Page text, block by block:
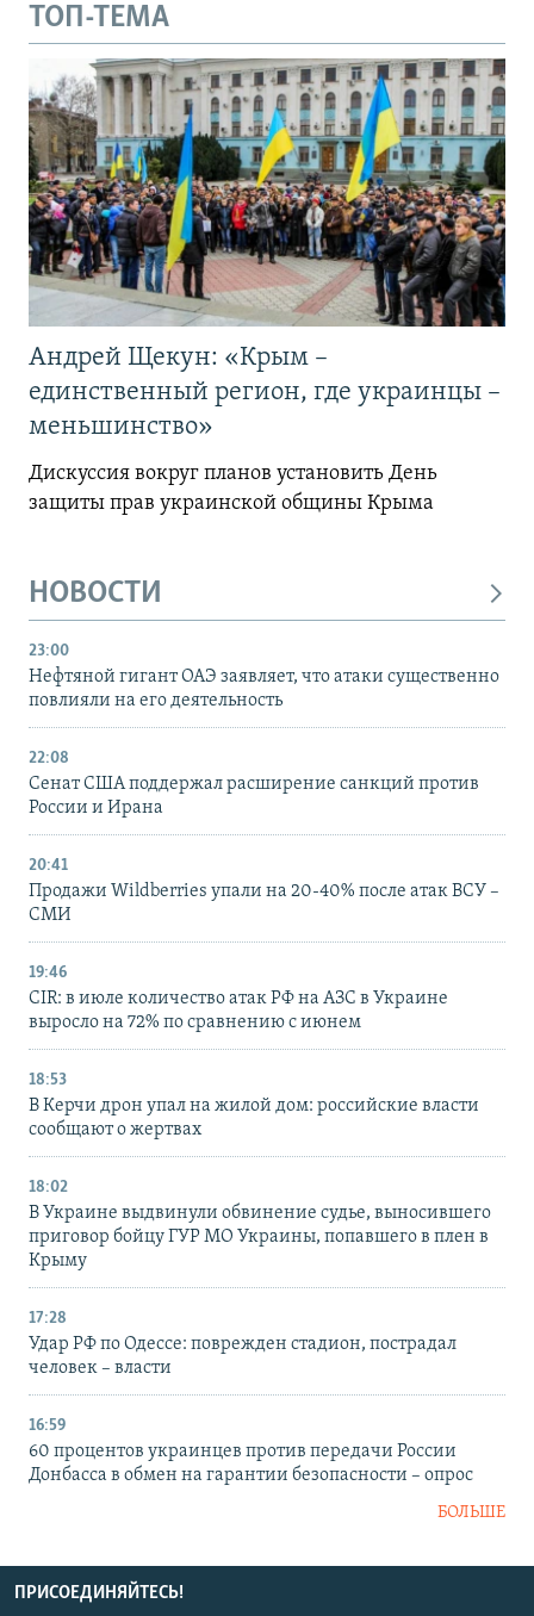
ТОП-ТЕМА
Андрей Щекун: «Крым –
единственный регион, где украинцы –
меньшинство»
Дискуссия вокруг планов установить День
защиты прав украинской общины Крыма
НОВОСТИ
23:00
Нефтяной гигант ОАЭ заявляет, что атаки существенно
повлияли на его деятельность
22:08
Сенат США поддержал расширение санкций против
России и Ирана
20:41
Продажи Wildberries упали на 20-40% после атак ВСУ –
СМИ
19:46
CIR: в июле количество атак РФ на АЗС в Украине
выросло на 72% по сравнению с июнем
18:53
В Керчи дрон упал на жилой дом: российские власти
сообщают о жертвах
18:02
В Украине выдвинули обвинение судье, выносившего
приговор бойцу ГУР МО Украины, попавшего в плен в
Крыму
17:28
Удар РФ по Одессе: поврежден стадион, пострадал
человек – власти
16:59
60 процентов украинцев против передачи России
Донбасса в обмен на гарантии безопасности – опрос
БОЛЬШЕ
ПРИСОЕДИНЯЙТЕСЬ!